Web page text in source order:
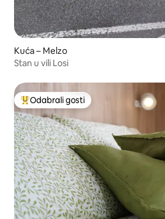
Kuća – Melzo
Stan u vili Losi
Među najviše rangiranima s oznakom
Odabrali gosti